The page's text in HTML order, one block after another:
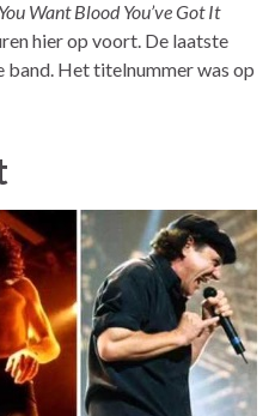
Want Blood You’ve Got It
hier op voort. De laatste
Het titelnummer was op